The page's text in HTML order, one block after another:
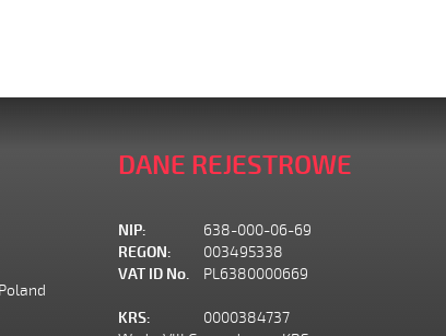
DANE REJESTROWE
NIP:
638-000-06-69
REGON:
003495338
VAT ID No.
PL6380000669
KRS:
0000384737